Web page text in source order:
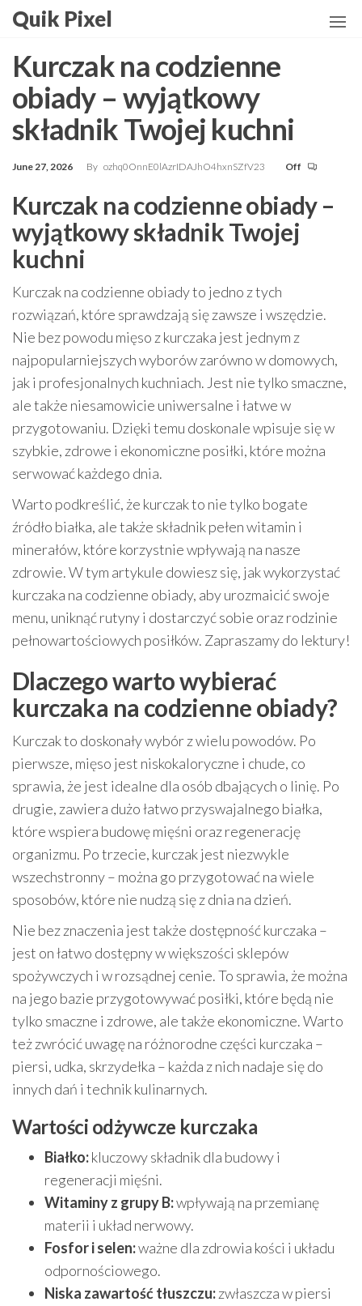
Skip
the
content
Quik Pixel
Kurczak na codzienne
obiady – wyjątkowy
składnik Twojej kuchni
June 27, 2026 By ozhq0OnnE0lAzrIDAJhO4hxnSZfV23 Off
Kurczak na codzienne obiady –
wyjątkowy składnik Twojej
kuchni
Kurczak na codzienne obiady to jedno z tych
rozwiązań, które sprawdzają się zawsze i wszędzie.
Nie bez powodu mięso z kurczaka jest jednym z
najpopularniejszych wyborów zarówno w domowych,
jak i profesjonalnych kuchniach. Jest nie tylko smaczne,
ale także niesamowicie uniwersalne i łatwe w
przygotowaniu. Dzięki temu doskonale wpisuje się w
szybkie, zdrowe i ekonomiczne posiłki, które można
serwować każdego dnia.
Warto podkreślić, że kurczak to nie tylko bogate
źródło białka, ale także składnik pełen witamin i
minerałów, które korzystnie wpływają na nasze
zdrowie. W tym artykule dowiesz się, jak wykorzystać
kurczaka na codzienne obiady, aby urozmaicić swoje
menu, uniknąć rutyny i dostarczyć sobie oraz rodzinie
pełnowartościowych posiłków. Zapraszamy do lektury!
Dlaczego warto wybierać
kurczaka na codzienne obiady?
Kurczak to doskonały wybór z wielu powodów. Po
pierwsze, mięso jest niskokaloryczne i chude, co
sprawia, że jest idealne dla osób dbających o linię. Po
drugie, zawiera dużo łatwo przyswajalnego białka,
które wspiera budowę mięśni oraz regenerację
organizmu. Po trzecie, kurczak jest niezwykle
wszechstronny – można go przygotować na wiele
sposobów, które nie nudzą się z dnia na dzień.
Nie bez znaczenia jest także dostępność kurczaka –
jest on łatwo dostępny w większości sklepów
spożywczych i w rozsądnej cenie. To sprawia, że można
na jego bazie przygotowywać posiłki, które będą nie
tylko smaczne i zdrowe, ale także ekonomiczne. Warto
też zwrócić uwagę na różnorodne części kurczaka –
piersi, udka, skrzydełka – każda z nich nadaje się do
innych dań i technik kulinarnych.
Wartości odżywcze kurczaka
Białko:kluczowy składnik dla budowy i
regeneracji mięśni.
Witaminy z grupy B:wpływają na przemianę
materii i układ nerwowy.
Fosfor i selen:ważne dla zdrowia kości i układu
odpornościowego.
Niska zawartość tłuszczu:zwłaszcza w piersi